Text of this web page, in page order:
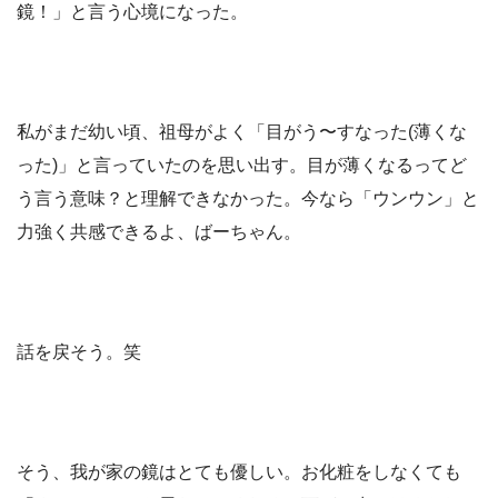
鏡！」と言う心境になった。
私がまだ幼い頃、祖母がよく「目がう〜すなった(薄くな
った)」と言っていたのを思い出す。目が薄くなるってど
う言う意味？と理解できなかった。今なら「ウンウン」と
力強く共感できるよ、ばーちゃん。
話を戻そう。笑
そう、我が家の鏡はとても優しい。お化粧をしなくても